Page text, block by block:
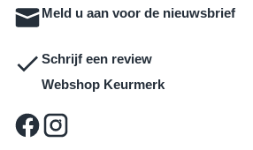
Meld u aan voor de nieuwsbrief
Schrijf een review
Webshop Keurmerk